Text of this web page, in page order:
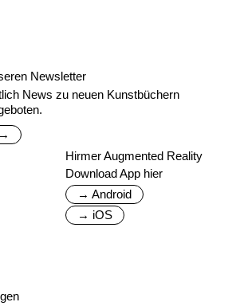
Newsletter
News zu neuen Kunstbüchern
Hirmer Augmented Reality
Download App hier
→ Android
→ iOS